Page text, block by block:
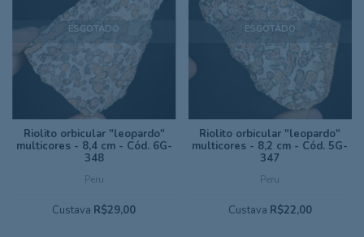
ESGOTADO
Peru
Riolito orbicular "leopardo"
multicores - 8,4 cm - Cód. 6G-
348
Custava R$29,00
ESGOTADO
Peru
Riolito orbicular "leopardo"
multicores - 8,2 cm - Cód. 5G-
347
Custava R$22,00